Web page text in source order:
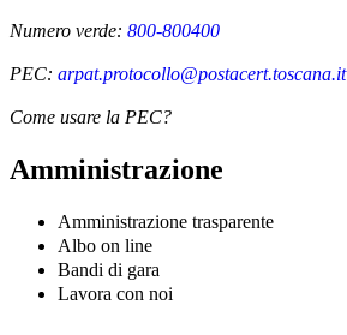
Numero verde: 800-800400
PEC: arpat.protocollo@postacert.toscana.it
Come usare la PEC?
Amministrazione
Amministrazione trasparente
Albo on line
Bandi di gara
Lavora con noi